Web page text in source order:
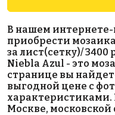
AKE043
Испания
313x495
В нашем
приобрести
за лист(сетку)/
Niebla Azul - это
странице вы
выгодной цене с
характеристиками.
Москве, московской